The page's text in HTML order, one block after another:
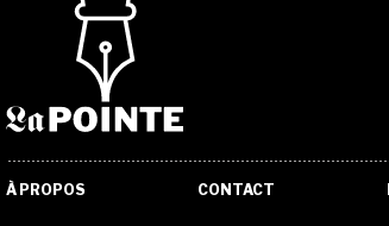
À PROPOS CONTACT